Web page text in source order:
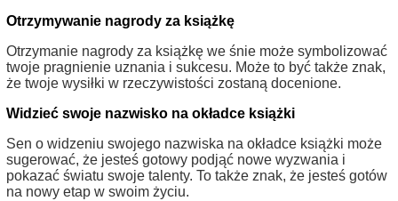
Otrzymywanie nagrody za książkę
Otrzymanie nagrody za książkę we śnie może symbolizować
twoje pragnienie uznania i sukcesu. Może to być także znak,
że twoje wysiłki w rzeczywistości zostaną docenione.
Widzieć swoje nazwisko na okładce książki
Sen o widzeniu swojego nazwiska na okładce książki może
sugerować, że jesteś gotowy podjąć nowe wyzwania i
pokazać światu swoje talenty. To także znak, że jesteś gotów
na nowy etap w swoim życiu.